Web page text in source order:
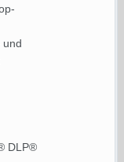
und
DLP®